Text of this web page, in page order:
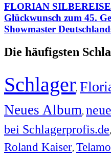
FLORIAN
Glückwunsch zum 45.
Showmaster
Die häufigsten
Schlager,
Neues Album,
bei Schlagerprofis.de,
Roland Kaiser, Telamo